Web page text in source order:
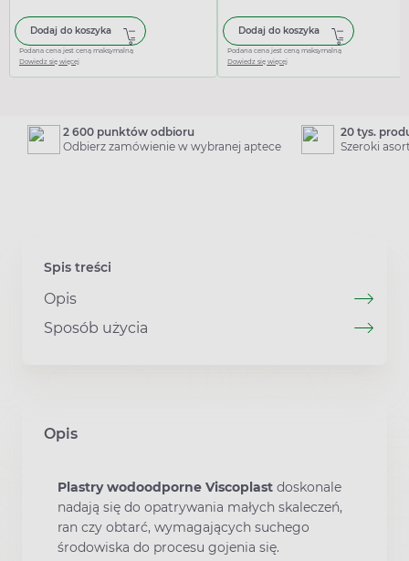
Dodaj do koszyka
Podana cena jest ceną maksymalną
Dowiedz się więcej
Dodaj do koszyka
Podana cena jest ceną maksymalną
Dowiedz się więcej
2 600 punktów odbioru
Odbierz zamówienie w wybranej aptece
20 tys.
Szeroki
Spis treści
Opis
Sposób użycia
Opis
Plastry wodoodporne Viscoplast doskonale
nadają się do opatrywania małych skaleczeń,
ran czy obtarć, wymagających suchego
środowiska do procesu gojenia się.